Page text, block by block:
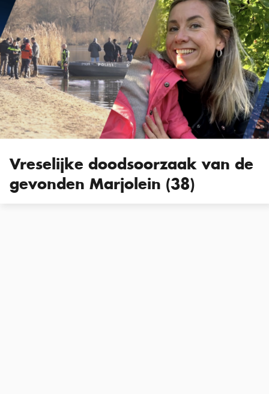
Vreselijke doodsoorzaak van de
gevonden Marjolein (38)